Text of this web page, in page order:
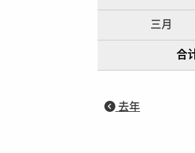
三月
合
去年